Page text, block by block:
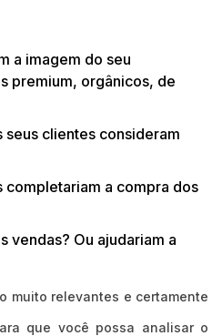
a imagem do seu
premium, orgânicos, de
seus clientes consideram
completariam a compra dos
vendas? Ou ajudariam a
muito relevantes e certamente
que você possa analisar o